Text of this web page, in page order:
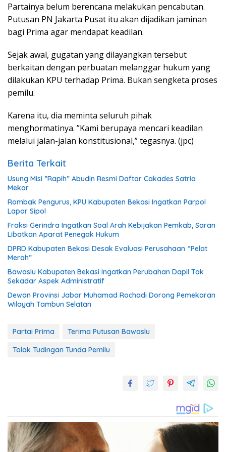
Partainya belum berencana melakukan pencabutan.
Putusan PN Jakarta Pusat itu akan dijadikan jaminan
bagi Prima agar mendapat keadilan.
Sejak awal, gugatan yang dilayangkan tersebut
berkaitan dengan perbuatan melanggar hukum yang
dilakukan KPU terhadap Prima. Bukan sengketa proses
pemilu.
Karena itu, dia meminta seluruh pihak
menghormatinya. ”Kami berupaya mencari keadilan
melalui jalan-jalan konstitusional,” tegasnya. (jpc)
Berita Terkait
Usung Misi ”Rapih” Abudin Resmi Daftar Cakades Satria
Mekar
Rombak Pengurus, KPU Kabupaten Bekasi Ingatkan Parpol
Lapor Sipol
Fraksi Gerindra Ingatkan Soal Arah Kebijakan Pemkab, Saran
Libatkan Aparat Penegak Hukum
DPRD Kabupaten Bekasi Desak Evaluasi Perusahaan “Pelat
Merah”
Bawaslu Kabupaten Bekasi Ingatkan Perubahan Dapil Tak
Sekadar Aspek Administratif
Dewan Provinsi Jabar Muhamad Rochadi Dorong Pemekaran
Wilayah Tambun Selatan
Partai Prima
Terima Putusan Bawaslu
Tolak Tudingan Tunda Pemilu